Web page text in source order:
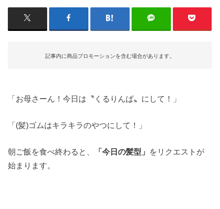
記事内に商品プロモーションを含む場合があります。
「お母さーん！今日は〝くるりんぱ〟にして！」
「(髪)ゴムはキラキラのやつにして！」
朝ご飯を食べ終わると、 「今日の髪型」 をリクエストが
始まります。